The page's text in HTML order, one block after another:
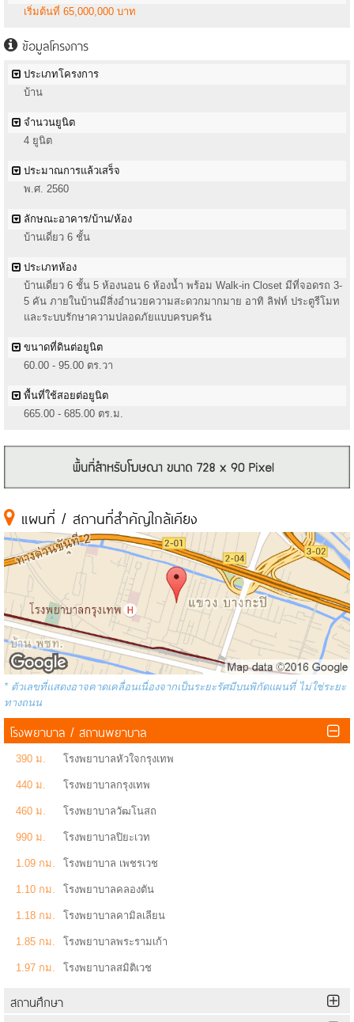
เริ่มต้นที่ 65,000,000 บาท
ข้อมูลโครงการ
ประเภทโครงการ
บ้าน
จำนวนยูนิต
4 ยูนิต
ประมาณการแล้วเสร็จ
พ.ศ. 2560
ลักษณะอาคาร/บ้าน/ห้อง
บ้านเดี่ยว 6 ชั้น
ประเภทห้อง
บ้านเดี่ยว 6 ชั้น 5 ห้องนอน 6 ห้องน้ำ พร้อม Walk-in Closet มีที่จอดรถ 3-
5 คัน ภายในบ้านมีสิ่งอำนวยความสะดวกมากมาย อาทิ ลิฟท์ ประตูรีโมท
และระบบรักษาความปลอดภัยแบบครบครัน
ขนาดที่ดินต่อยูนิต
60.00 - 95.00 ตร.วา
พื้นที่ใช้สอยต่อยูนิต
665.00 - 685.00 ตร.ม.
แผนที่ / สถานที่สำคัญใกล้เคียง
* ตัวเลขที่แสดงอาจคาดเคลื่อนเนื่องจากเป็นระยะรัศมีบนพิกัดแผนที่ ไม่ใช่ระยะ
ทางถนน
โรงพยาบาล / สถานพยาบาล
390 ม. โรงพยาบาลหัวใจกรุงเทพ
440 ม. โรงพยาบาลกรุงเทพ
460 ม. โรงพยาบาลวัฒโนสถ
990 ม. โรงพยาบาลปิยะเวท
1.09 กม. โรงพยาบาล เพชรเวช
1.10 กม. โรงพยาบาลคลองตัน
1.18 กม. โรงพยาบาลคามิลเลียน
1.85 กม. โรงพยาบาลพระรามเก้า
1.97 กม. โรงพยาบาลสมิติเวช
สถานศึกษา